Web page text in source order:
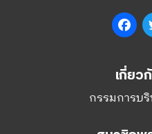
กรรมการบ
สมัครส